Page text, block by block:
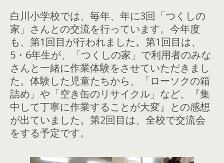
白川小学校では、毎年、年に3回「つくしの
家」さんとの交流を行っています。今年度
も、第1回目が行われました。第1回目は、
5・6年生が、「つくしの家」で利用者のみな
さんと一緒に作業体験をさせていただきまし
た。体験した児童たちから、「ローソクの箱
詰め」や「空き缶のリサイクル」など、『集
中して丁寧に作業することが大変』との感想
が出ていました。第2回目は、全校で交流会
をする予定です。